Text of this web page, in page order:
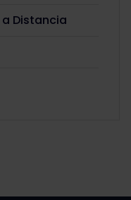
Distancia